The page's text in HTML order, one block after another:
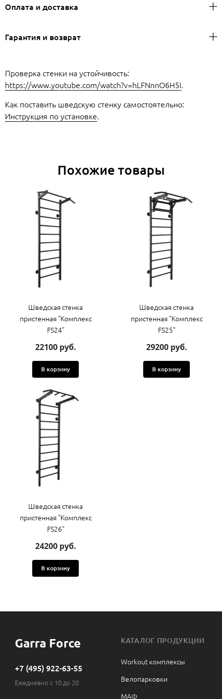
Оплата и доставка
Гарантия и возврат
Проверка стенки на устойчивость:
https://www.youtube.com/watch?v=hLFNnnO6H5I.
Как поставить шведскую стенку самостоятельно:
Инструкция по установке.
Похожие товары
Шведская стенка
пристенная "Комплекс
FS24"
22100 руб.
В корзину
Шведская стенка
пристенная "Комплекс
FS25"
29200 руб.
В корзину
Шведская стенка
пристенная "Комплекс
FS26"
24200 руб.
В корзину
Garra Force
+7 (495) 922-63-55
Ежедневно с 10 до 20
КАТАЛОГ ПРОДУКЦИИ
Workout комплексы
Велопарковки
МАФ